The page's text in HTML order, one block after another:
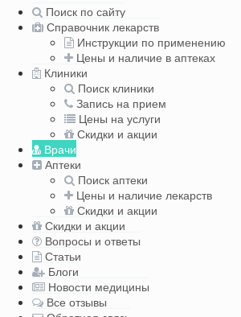
Поиск по сайту
Справочник лекарств
Инструкции по применению
Цены и наличие в аптеках
Клиники
Поиск клиники
Запись на прием
Цены на услуги
Скидки и акции
Врачи
Аптеки
Поиск аптеки
Цены и наличие лекарств
Скидки и акции
Скидки и акции
Вопросы и ответы
Статьи
Блоги
Новости медицины
Все отзывы